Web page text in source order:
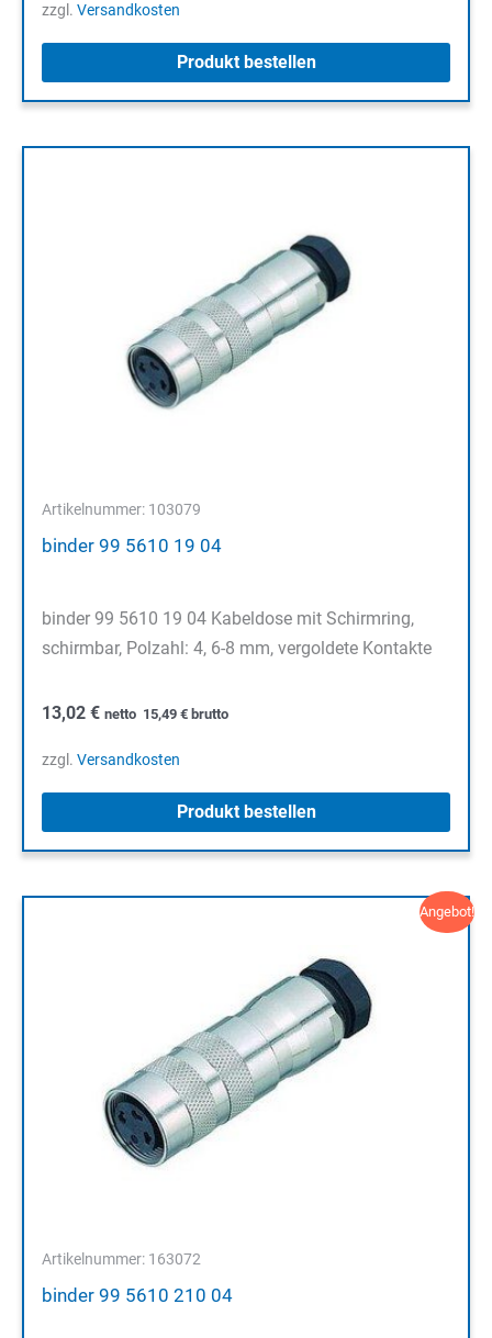
zzgl. Versandkosten
Produkt bestellen
Artikelnummer: 103079
binder 99 5610 19 04
binder 99 5610 19 04 Kabeldose mit Schirmring,
schirmbar, Polzahl: 4, 6-8 mm, vergoldete Kontakte
13,02 € netto 15,49 € brutto
zzgl. Versandkosten
Produkt bestellen
Angebot!
Artikelnummer: 163072
binder 99 5610 210 04